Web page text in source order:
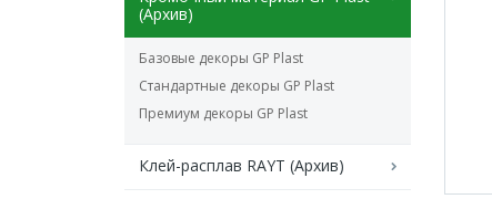
(Архив)
Базовые декоры GP Plast
Стандартные декоры GP Plast
Премиум декоры GP Plast
Клей-расплав RAYT (Архив)